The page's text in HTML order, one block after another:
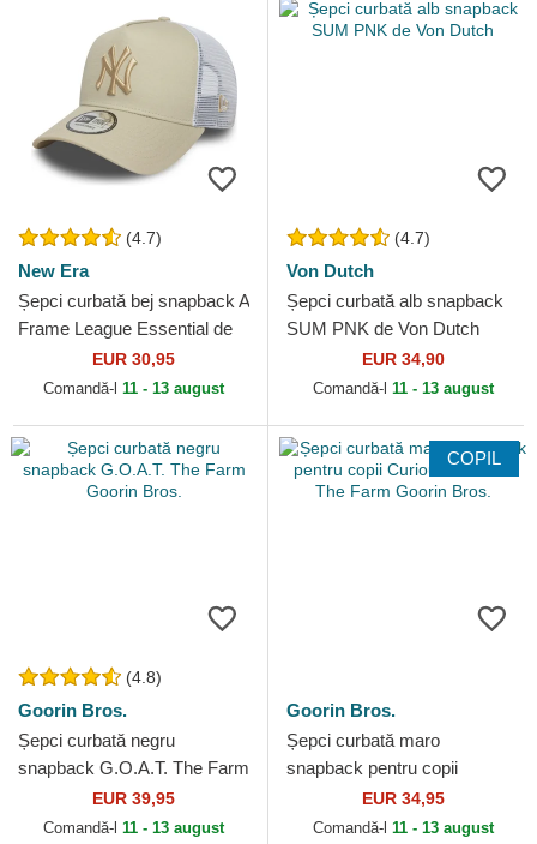
(4.7)
New Era
Șepci curbată bej snapback A
Frame League Essential de
New York Yankees MLB de
New Era
EUR 30,95
Comandă-l 11 - 13 august
(4.7)
Von Dutch
Șepci curbată alb snapback
SUM PNK de Von Dutch
EUR 34,90
Comandă-l 11 - 13 august
(4.8)
Goorin Bros.
Șepci curbată negru
snapback G.O.A.T. The Farm
Goorin Bros.EUR 39,95
Comandă-l 11 - 13 august
COPIL
Goorin Bros.
Șepci curbată maro
snapback pentru copii
Curious Cat Mini The Farm
Goorin Bros.
EUR 34,95
Comandă-l 11 - 13 august